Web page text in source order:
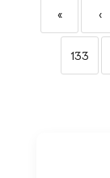
« ‹
133